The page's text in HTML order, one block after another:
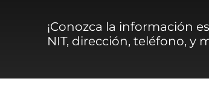
¡Conozca la información
NIT, dirección, teléfono, y